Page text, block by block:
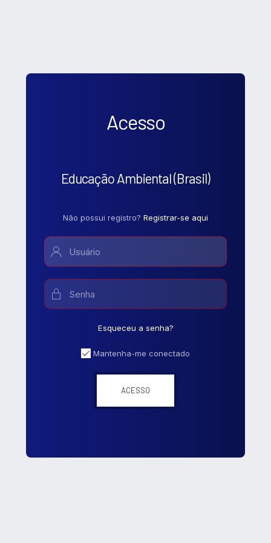
Acesso
Educação Ambiental (Brasil)
Não possui registro? Registrar-se aqui
Esqueceu a senha?
Mantenha-me conectado
ACESSO